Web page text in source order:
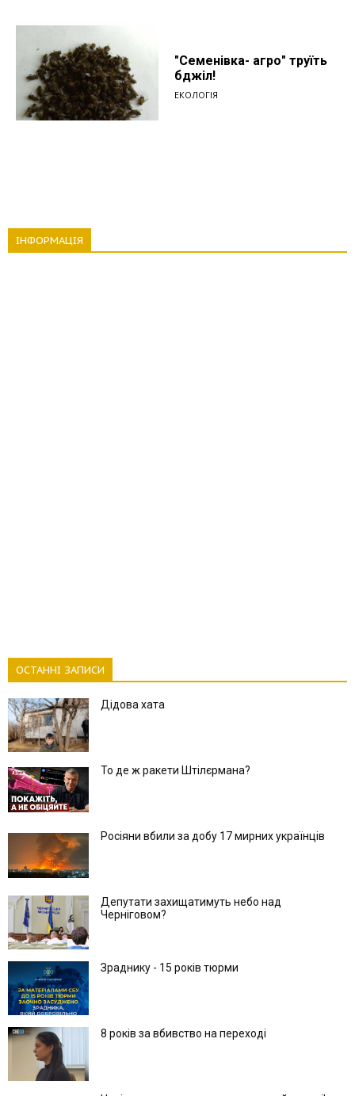
"Семенівка- агро" труїть
бджіл!
ЕКОЛОГІЯ
ІНФОРМАЦІЯ
ОСТАННІ ЗАПИСИ
Дідова хата
То де ж ракети Штілєрмана?
Росіяни вбили за добу 17 мирних українців
Депутати захищатимуть небо над
Черніговом?
Зраднику - 15 років тюрми
8 років за вбивство на переході